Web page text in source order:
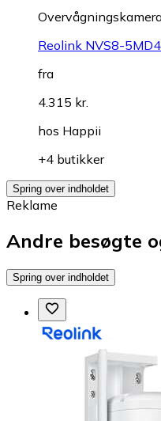
Reolink NVS8-
fra
4.315 kr.
hos Happii
+4 butikker
Spring over indholdet
Reklame
Andre besøgte
Spring over indholdet